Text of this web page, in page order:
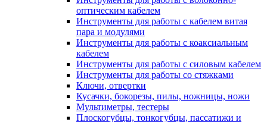
оптическим кабелем
Инструменты для работы с кабелем витая
пара и модулями
Инструменты для работы с коаксиальным
кабелем
Инструменты для работы с силовым кабелем
Инструменты для работы со стяжками
Ключи, отвертки
Кусачки, бокорезы, пилы, ножницы, ножи
Мультиметры, тестеры
Плоскогубцы, тонкогубцы, пассатижи и